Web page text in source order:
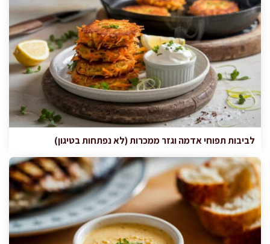
לביבות תפוחי אדמה וגזר ממכרות (לא נפתחות בטיגון)